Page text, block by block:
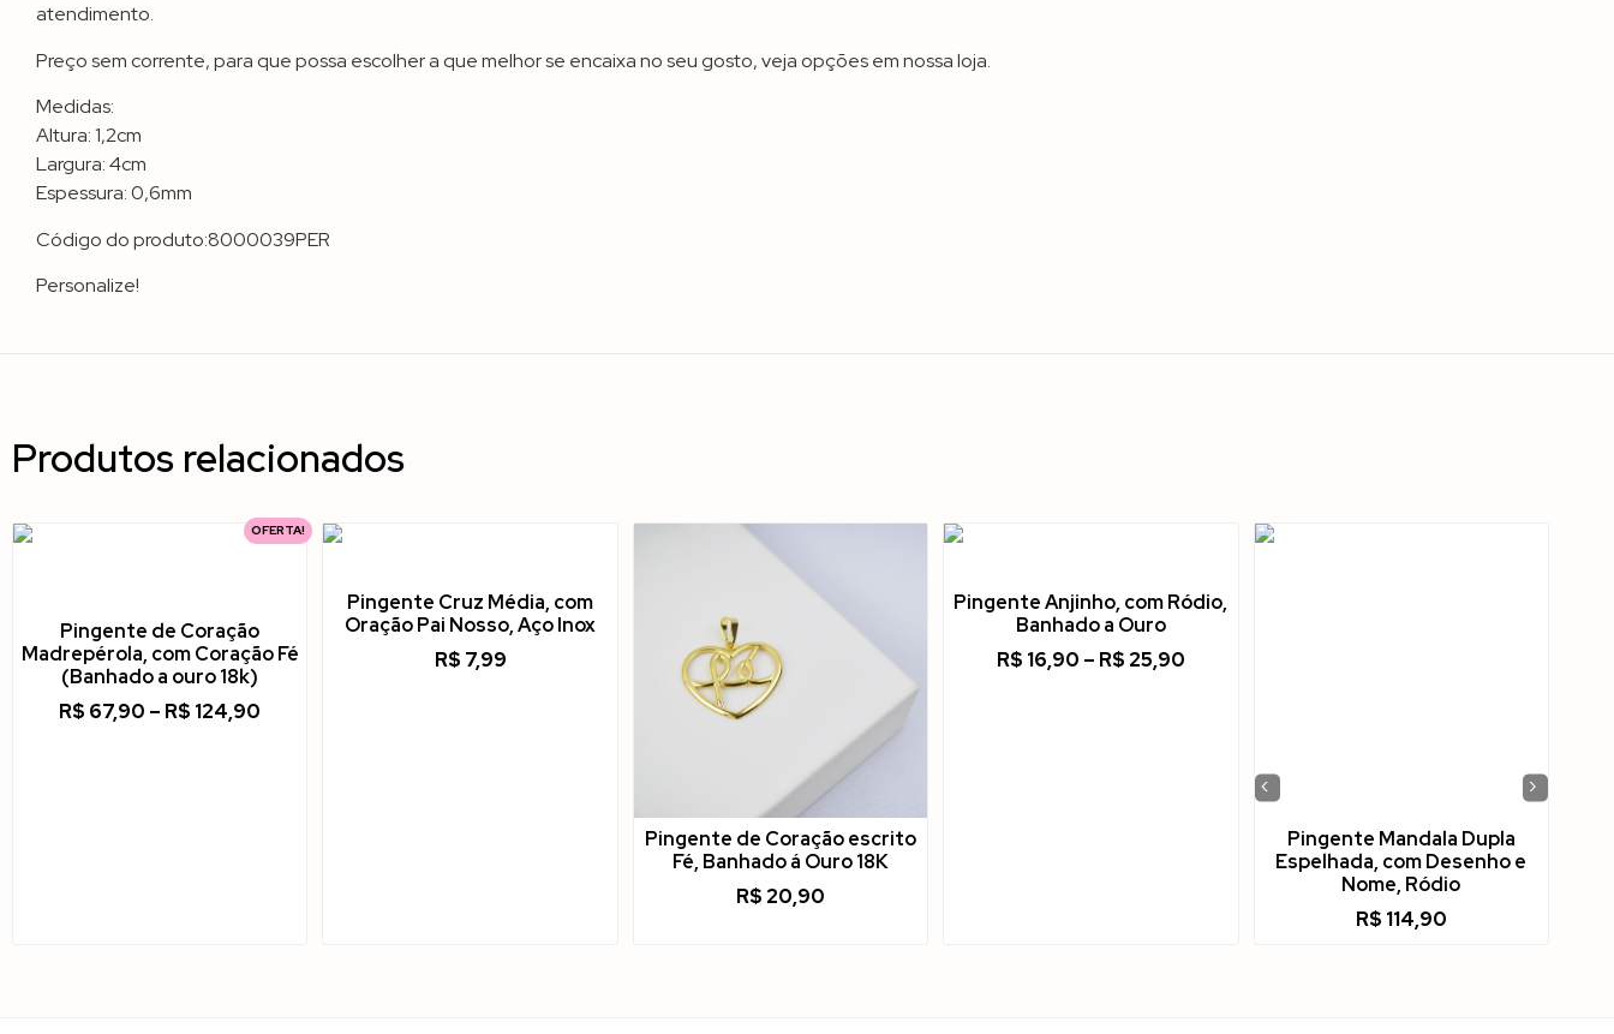
atendimento.
Preço sem corrente, para que possa escolher a que melhor se encaixa no seu gosto, veja opções em nossa loja.
Medidas:
Altura: 1,2cm
Largura: 4cm
Espessura: 0,6mm
Código do produto:8000039PER
Personalize!
Produtos relacionados
OFERTA!
Pingente de Coração
Madrepérola, com Coração Fé
(Banhado a ouro 18k)
R$ 67,90 – R$ 124,90
Pingente Cruz Média, com
Oração Pai Nosso, Aço Inox
R$ 7,99
Pingente de Coração escrito
Fé, Banhado á Ouro 18K
R$ 20,90
Pingente Anjinho, com Ródio,
Banhado a Ouro
R$ 16,90 – R$ 25,90
‹ ›
Pingente Mandala Dupla
Espelhada, com Desenho e
Nome, Ródio
R$ 114,90